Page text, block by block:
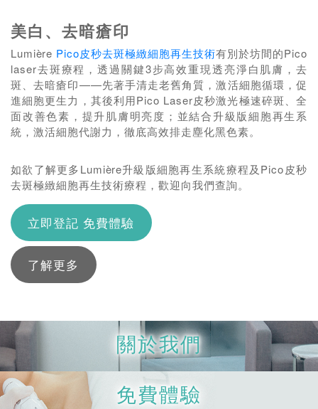
美白、去暗瘡印
Lumière Pico皮秒去斑極緻細胞再生技術有別於坊間的Pico
laser去斑療程，透過關鍵3步高效重現透亮淨白肌膚，去
斑、去暗瘡印——先著手清走老舊角質，激活細胞循環，促
進細胞更生力，其後利用Pico Laser皮秒激光極速碎斑、全
面改善色素，提升肌膚明亮度；並結合升級版細胞再生系
統，激活細胞代謝力，徹底高效排走塵化黑色素。
如欲了解更多Lumière升級版細胞再生系統療程及Pico皮秒
去斑極緻細胞再生技術療程，歡迎向我們查詢。
立即登記 免費體驗
了解更多
關於我們
免費體驗